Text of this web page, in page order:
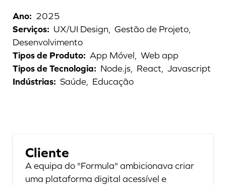
Ano: 2025
Serviços: UX/UI Design, Gestão de Projeto,
Desenvolvimento
Tipos de Produto: App Móvel, Web app
Tipos de Tecnologia: Node.js, React, Javascript
Indústrias: Saúde, Educação
Cliente
A equipa do "Formula" ambicionava criar
uma plataforma digital acessível e